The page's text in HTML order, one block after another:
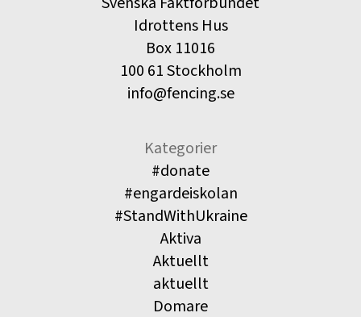
Idrottens Hus
Box 11016
100 61 Stockholm
info@fencing.se
Kategorier
#donate
#engardeiskolan
#StandWithUkraine
Aktiva
Aktuellt
aktuellt
Domare